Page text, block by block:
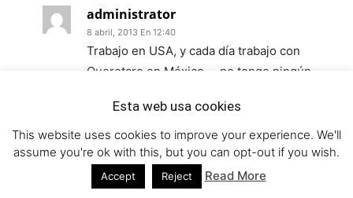
administrator
8 abril, 2013 En 12:40
Trabajo en USA, y cada día trabajo con
Queretaro en México … no tengo ningún
México gasto como el que más … mi
empresa (española) prefirió llevarse el
trabajo a México que a USA para proyectos
en USA … hay compromisos y hermandad
que hacen que hagamos éstas cosas.
Esta web usa cookies
This website uses cookies to improve your experience. We'll
assume you're ok with this, but you can opt-out if you wish.
Accept Reject Read More